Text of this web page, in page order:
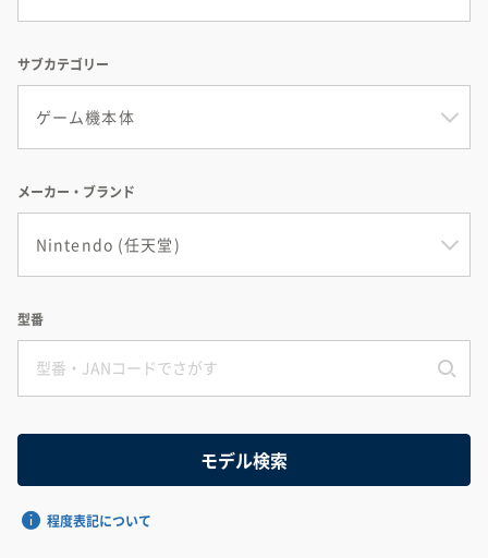
サブカテゴリー
メーカー・ブランド
型番
程度表記について